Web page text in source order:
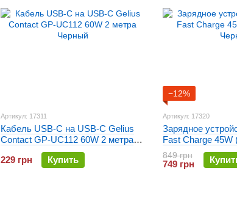
Артикул: 17311
Кабель USB-C на USB-C Gelius
Contact GP-UC112 60W 2 метра
229 грн
Купить
−12%
Артикул: 17320
Зарядное
Fast Charge 45W
Черное
849 грн
749 грн